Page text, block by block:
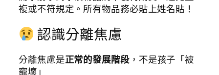
複或不符規定。所有物品務必貼上姓名貼！
認識分離焦慮
分離焦慮是正常的發展階段，不是孩子「被
寵壞」